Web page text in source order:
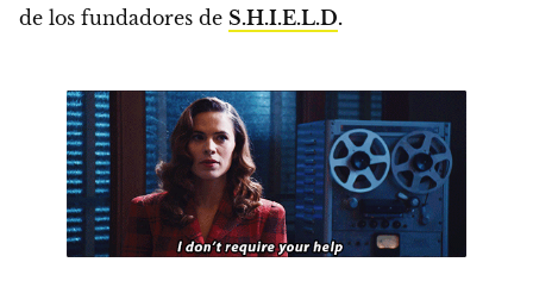
de los fundadores de S.H.I.E.L.D.